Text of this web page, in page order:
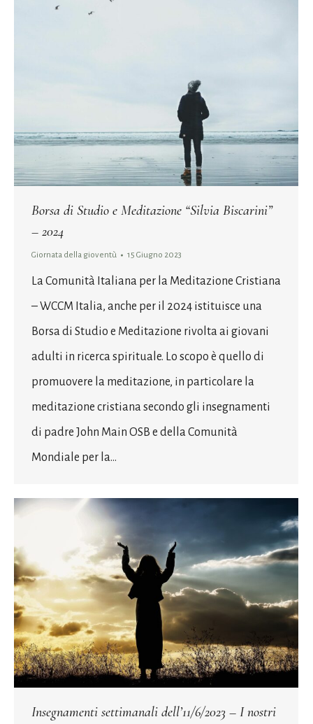
Borsa di Studio e Meditazione “Silvia Biscarini”
– 2024
Giornata della gioventù 15 Giugno 2023
La Comunità Italiana per la Meditazione Cristiana
– WCCM Italia, anche per il 2024 istituisce una
Borsa di Studio e Meditazione rivolta ai giovani
adulti in ricerca spirituale. Lo scopo è quello di
promuovere la meditazione, in particolare la
meditazione cristiana secondo gli insegnamenti
di padre John Main OSB e della Comunità
Mondiale per la…
Insegnamenti settimanali dell’11/6/2023 – I nostri